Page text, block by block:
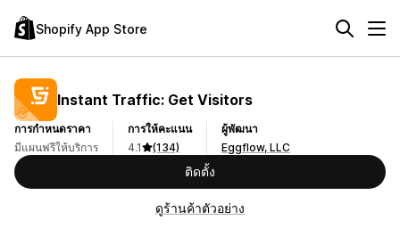
Shopify App Store
Instant Traffic: Get Visitors
การกำหนดราคา
มีแผนฟรีให้บริการ
การให้คะแนน
4.1
(134)
ผู้พัฒนา
Eggflow, LLC
ติดตั้ง
ดูร้านค้าตัวอย่าง